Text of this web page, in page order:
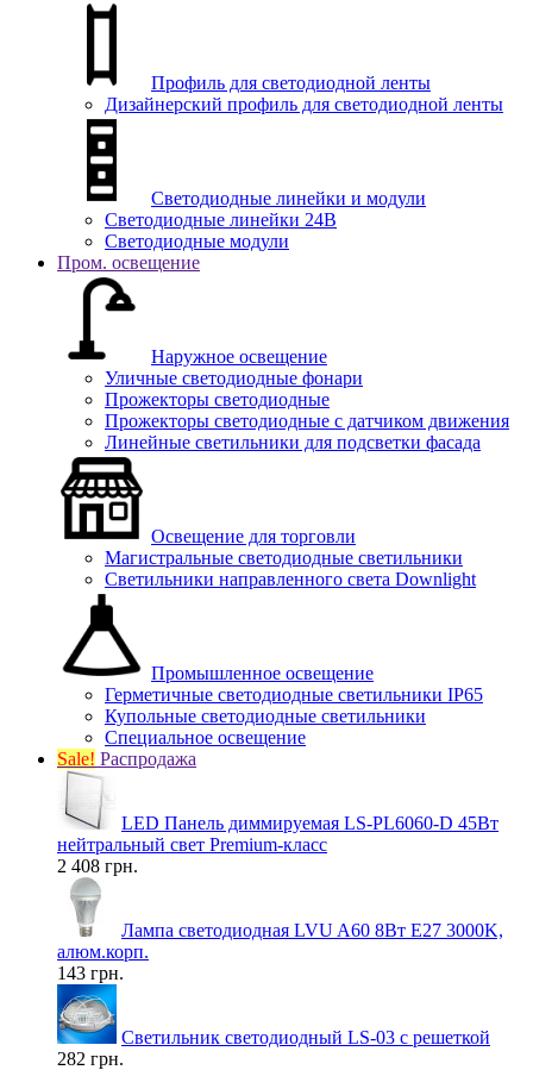
Профиль для светодиодной ленты
Дизайнерский профиль для светодиодной ленты
Светодиодные линейки и модули
Светодиодные линейки 24В
Светодиодные модули
Пром. освещение
Наружное освещение
Уличные светодиодные фонари
Прожекторы светодиодные
Прожекторы светодиодные с датчиком движения
Линейные светильники для подсветки фасада
Освещение для торговли
Магистральные светодиодные светильники
Светильники направленного света Downlight
Промышленное освещение
Герметичные светодиодные светильники IP65
Купольные светодиодные светильники
Специальное освещение
Sale! Распродажа
LED Панель диммируемая LS-PL6060-D 45Вт
нейтральный свет Premium-класс
2 408 грн.
Лампа светодиодная LVU A60 8Вт E27 3000K,
алюм.корп.
143 грн.
Светильник светодиодный LS-03 с решеткой
282 грн.